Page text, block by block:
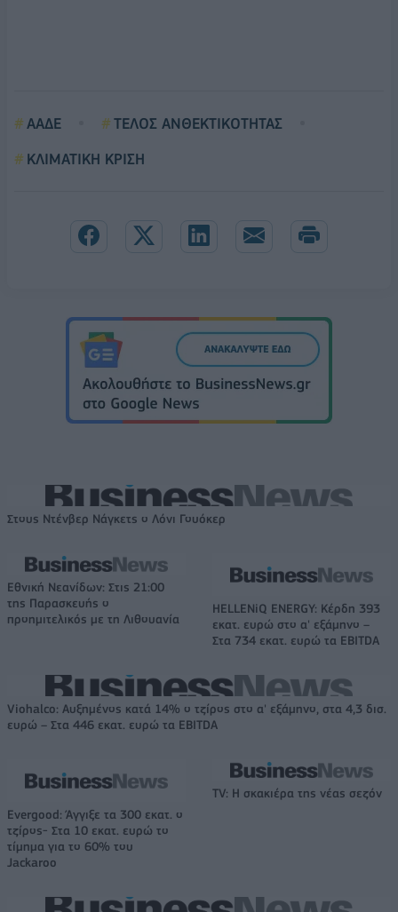
ΑΑΔΕ
ΤΕΛΟΣ ΑΝΘΕΚΤΙΚΟΤΗΤΑΣ
ΚΛΙΜΑΤΙΚΗ ΚΡΙΣΗ
Στους Ντένβερ Νάγκετς ο Λόνι Γουόκερ
Εθνική Νεανίδων: Στις 21:00
της Παρασκευής ο
προημιτελικός με τη Λιθουανία
HELLENiQ ENERGY: Κέρδη 393
εκατ. ευρώ στο α' εξάμηνο –
Στα 734 εκατ. ευρώ τα EBITDA
Viohalco: Αυξημένος κατά 14% ο τζίρος στο α' εξάμηνο, στα 4,3 δισ.
ευρώ – Στα 446 εκατ. ευρώ τα EBITDA
Evergood: Άγγιξε τα 300 εκατ. ο
τζίρος- Στα 10 εκατ. ευρώ το
τίμημα για το 60% του
Jackaroo
TV: Η σκακιέρα της νέας σεζόν